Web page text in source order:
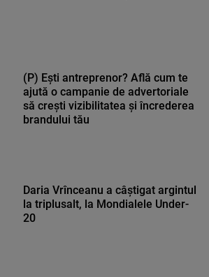
(P) Ești antreprenor? Află cum te
ajută o campanie de advertoriale
să crești vizibilitatea și încrederea
brandului tău
Daria Vrînceanu a câştigat argintul
la triplusalt, la Mondialele Under-
20